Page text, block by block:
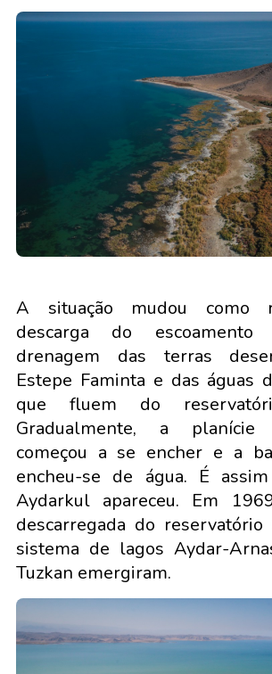
A situação mudou como
descarga do
drenagem das terras
Estepe Faminta e das águas
que fluem do
Gradualmente, a
começou a se encher e a
encheu-se de água. É
Aydarkul apareceu. Em
descarregada do
sistema de lagos Aydar-
Tuzkan emergiram.